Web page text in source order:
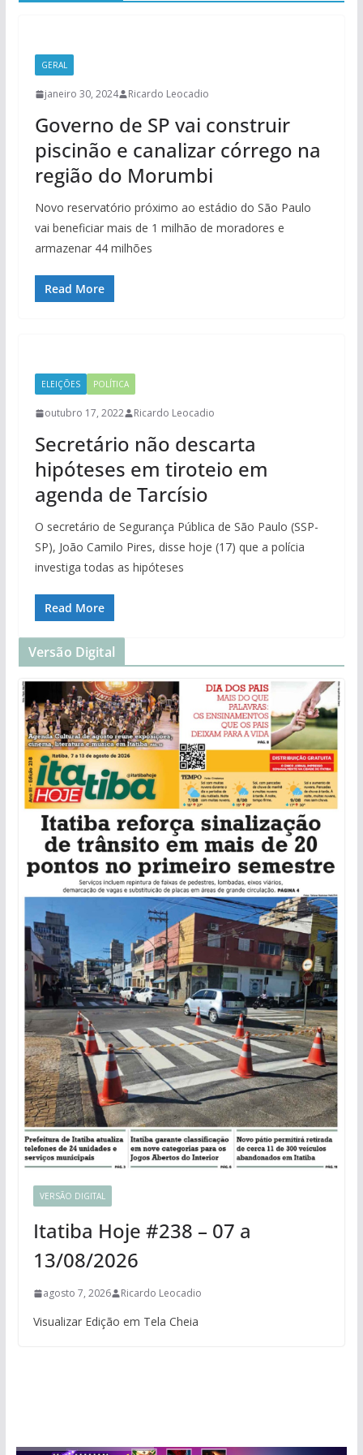
GERAL
janeiro 30, 2024 Ricardo Leocadio
Governo de SP vai construir
piscinão e canalizar córrego na
região do Morumbi
Novo reservatório próximo ao estádio do São Paulo
vai beneficiar mais de 1 milhão de moradores e
armazenar 44 milhões
Read More
ELEIÇÕES POLÍTICA
outubro 17, 2022 Ricardo Leocadio
Secretário não descarta
hipóteses em tiroteio em
agenda de Tarcísio
O secretário de Segurança Pública de São Paulo (SSP-
SP), João Camilo Pires, disse hoje (17) que a polícia
investiga todas as hipóteses
Read More
Versão Digital
VERSÃO DIGITAL
Itatiba Hoje #238 – 07 a
13/08/2026
agosto 7, 2026 Ricardo Leocadio
Visualizar Edição em Tela Cheia